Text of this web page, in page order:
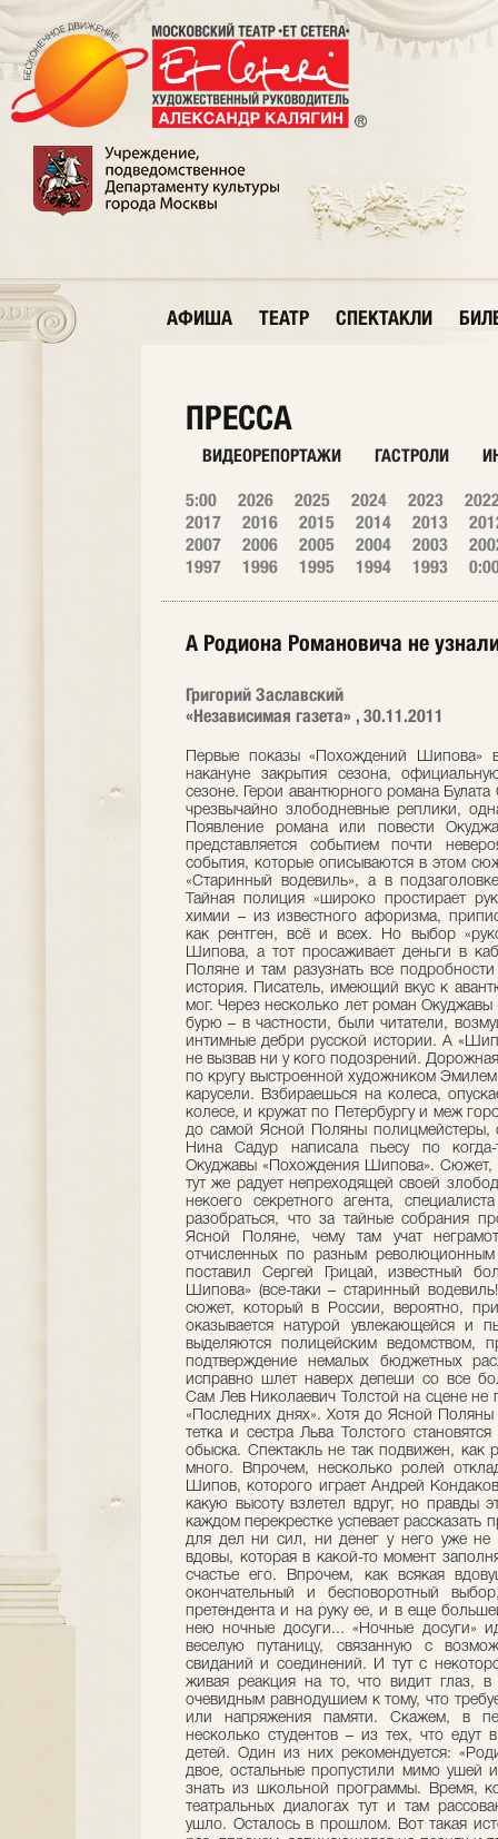
АФИША ТЕАТР СПЕКТАКЛИ
ПРЕССА
ВИДЕОРЕПОРТАЖИ ГАСТРОЛИ
5:00 2026 2025 2024 2023
2017
2016 2015 2014 2013
2007
2006 2005 2004 2003
1997
1996 1995 1994 1993
А Родиона Романовича не
Григорий Заславский
«Независимая газета» , 30.11.2011
Первые показы «Похождений
накануне закрытия сезона,
сезоне. Герои авантюрного романа
чрезвычайно злободневные реплики,
Появление романа или повести
представляется событием почти
события, которые описываются в этом
«Старинный водевиль», а в
Тайная полиция «широко простирает
химии – из известного афоризма,
как рентген, всё и всех. Но выбор
Шипова, а тот просаживает деньги в
Поляне и там разузнать все
история. Писатель, имеющий вкус к
мог. Через несколько лет роман Окуджавы
бурю – в частности, были читатели,
интимные дебри русской истории. А
не вызвав ни у кого подозрений.
по кругу выстроенной художником
карусели. Взбираешься на колеса,
колесе, и кружат по Петербургу и меж
до самой Ясной Поляны полицмейстеры,
Нина Садур написала пьесу по
Окуджавы «Похождения Шипова». Сюжет,
тут же радует непреходящей своей
некоего секретного агента,
разобраться, что за тайные собрания
Ясной Поляне, чему там учат
отчисленных по разным революционным
поставил Сергей Грицай, известный
Шипова» (все-таки – старинный
сюжет, который в России, вероятно,
оказывается натурой увлекающейся и
выделяются полицейским ведомством,
подтверждение немалых бюджетных
исправно шлет наверх депеши со все
Сам Лев Николаевич Толстой на сцене не
«Последних днях». Хотя до Ясной Поляны
тетка и сестра Льва Толстого
обыска. Спектакль не так подвижен, как
много. Впрочем, несколько ролей
Шипов, которого играет Андрей
какую высоту взлетел вдруг, но правды
каждом перекрестке успевает рассказать
для дел ни сил, ни денег у него уже не
вдовы, которая в какой-то момент
счастье его. Впрочем, как всякая
окончательный и бесповоротный
претендента и на руку ее, и в еще
нею ночные досуги... «Ночные досуги»
веселую путаницу, связанную с
свиданий и соединений. И тут с
живая реакция на то, что видит глаз,
очевидным равнодушием к тому, что
или напряжения памяти. Скажем, в
несколько студентов – из тех, что едут
детей. Один из них рекомендуется:
двое, остальные пропустили мимо ушей
знать из школьной программы. Время,
театральных диалогах тут и там
ушло. Осталось в прошлом. Вот такая